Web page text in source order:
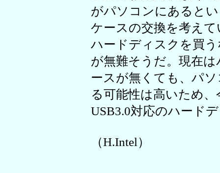
がパソコンにあると
ケースの交換を考え
ハードディスクを買
が無難そうだ。現在
ースが無くても、パ
る可能性は高いため
USB3.0対応のハード
（H.Intel）